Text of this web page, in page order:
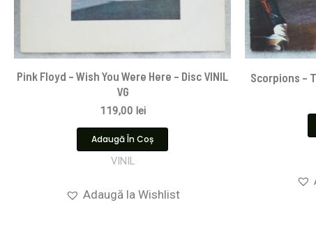
Pink Floyd ‎– Wish You Were Here – Disc VINIL
VG
119,00 lei
Adaugă În Coș
VINIL
Adaugă la Wishlist
Scorpions ‎–